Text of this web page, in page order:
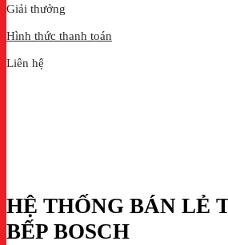
Giải thưởng
Hình thức thanh toán
Liên hệ
HỆ THỐNG BÁN LẺ
BẾP BOSCH